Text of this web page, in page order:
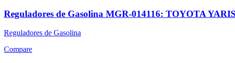
Reguladores de Gasolina MGR-014116: TOYOTA
Reguladores de Gasolina
Compare